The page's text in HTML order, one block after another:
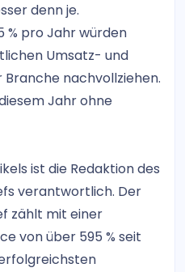
denn je.
% pro Jahr würden
Umsatz- und
nachvollziehen.
Jahr ohne
ist die Redaktion des
verantwortlich. Der
zählt mit einer
von über 595 % seit
erfolgreichsten